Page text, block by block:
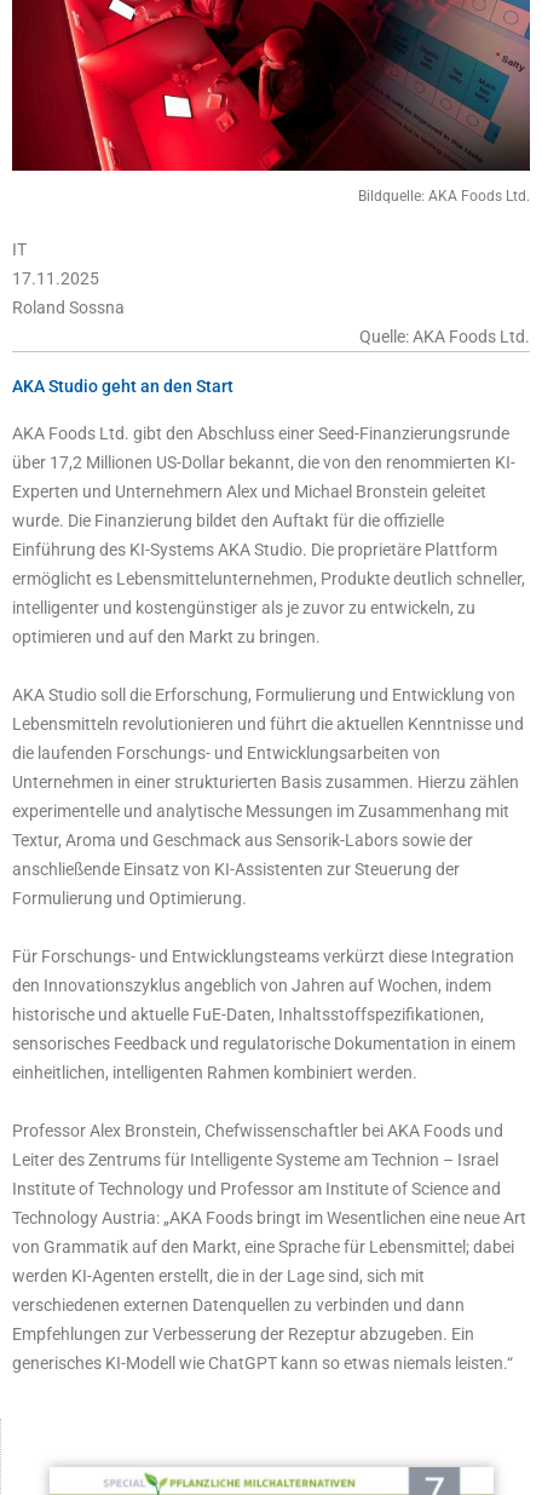
Bildquelle: AKA Foods Ltd.
IT
17.11.2025
Roland Sossna
Quelle: AKA Foods Ltd.
AKA Studio geht an den Start
AKA Foods Ltd. gibt den Abschluss einer Seed-Finanzierungsrunde
über 17,2 Millionen US-Dollar bekannt, die von den renommierten KI-
Experten und Unternehmern Alex und Michael Bronstein geleitet
wurde. Die Finanzierung bildet den Auftakt für die offizielle
Einführung des KI-Systems AKA Studio. Die proprietäre Plattform
ermöglicht es Lebensmittelunternehmen, Produkte deutlich schneller,
intelligenter und kostengünstiger als je zuvor zu entwickeln, zu
optimieren und auf den Markt zu bringen.
AKA Studio soll die Erforschung, Formulierung und Entwicklung von
Lebensmitteln revolutionieren und führt die aktuellen Kenntnisse und
die laufenden Forschungs- und Entwicklungsarbeiten von
Unternehmen in einer strukturierten Basis zusammen. Hierzu zählen
experimentelle und analytische Messungen im Zusammenhang mit
Textur, Aroma und Geschmack aus Sensorik-Labors sowie der
anschließende Einsatz von KI-Assistenten zur Steuerung der
Formulierung und Optimierung.
Für Forschungs- und Entwicklungsteams verkürzt diese Integration
den Innovationszyklus angeblich von Jahren auf Wochen, indem
historische und aktuelle FuE-Daten, Inhaltsstoffspezifikationen,
sensorisches Feedback und regulatorische Dokumentation in einem
einheitlichen, intelligenten Rahmen kombiniert werden.
Professor Alex Bronstein, Chefwissenschaftler bei AKA Foods und
Leiter des Zentrums für Intelligente Systeme am Technion – Israel
Institute of Technology und Professor am Institute of Science and
Technology Austria: „AKA Foods bringt im Wesentlichen eine neue Art
von Grammatik auf den Markt, eine Sprache für Lebensmittel; dabei
werden KI-Agenten erstellt, die in der Lage sind, sich mit
verschiedenen externen Datenquellen zu verbinden und dann
Empfehlungen zur Verbesserung der Rezeptur abzugeben. Ein
generisches KI-Modell wie ChatGPT kann so etwas niemals leisten.“